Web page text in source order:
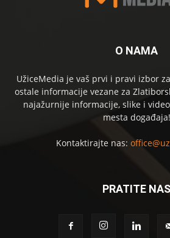
O NAMA
UžiceMedia je vaš prvi i pravi izbor
ostale informacije vezane za
najažurnije informacije, slike i
mesta događaja!
Kontaktirajte nas:
PRATITE NAS